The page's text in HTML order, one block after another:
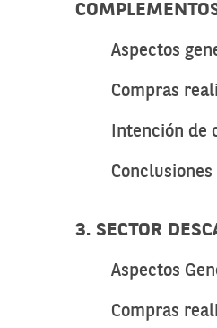
Aspectos
Compras
Intención de
3. SECTOR
Aspectos
Compras